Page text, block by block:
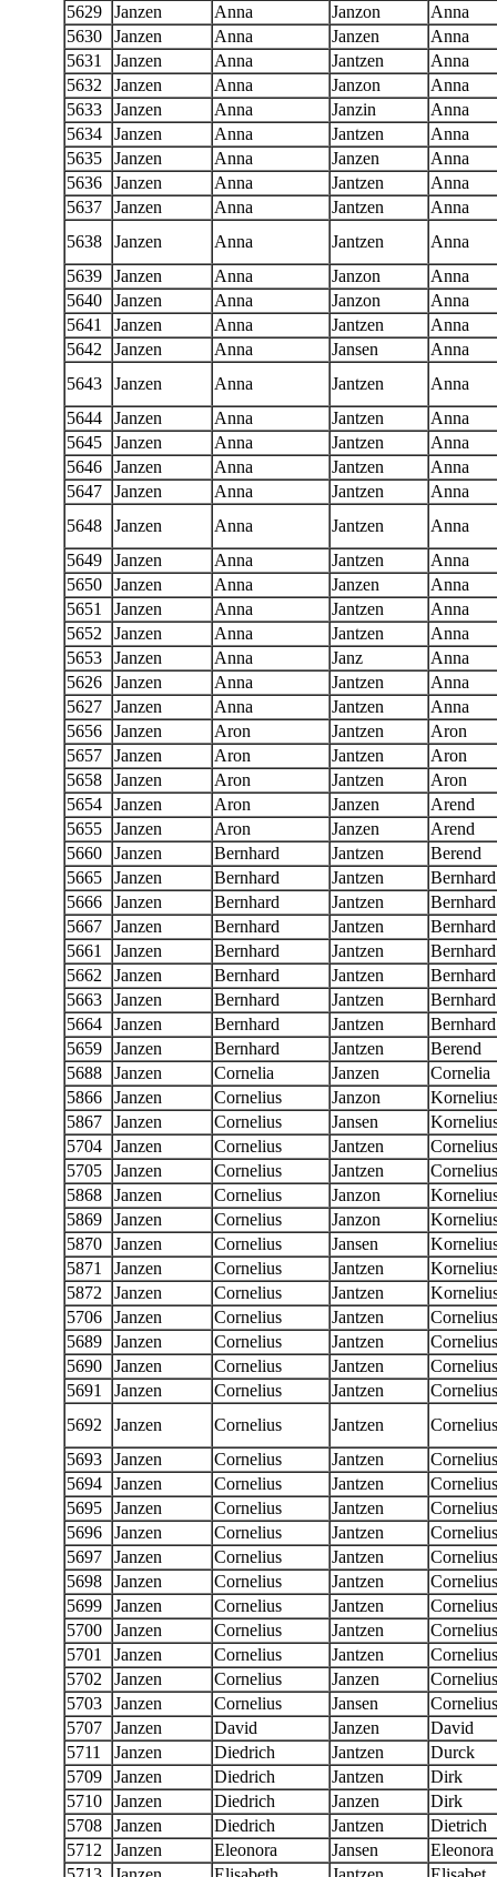
5629
Janzen Anna Janzon
Anna
5630
Janzen Anna Janzen
Anna
5631
Janzen Anna Jantzen
Anna
5632
Janzen Anna Janzon
Anna
5633
Janzen Anna Janzin
Anna
5634
Janzen Anna Jantzen
Anna
5635
Janzen Anna Janzen
Anna
5636
Janzen Anna Jantzen
Anna
5637
Janzen Anna Jantzen
Anna
5638
Janzen Anna Jantzen
Anna
5639
Janzen Anna Janzon
Anna
5640
Janzen Anna Janzon
Anna
5641
Janzen Anna Jantzen
Anna
5642
Janzen Anna Jansen
Anna
5643
Janzen Anna Jantzen
Anna
5644
Janzen Anna Jantzen
Anna
5645
Janzen Anna Jantzen
Anna
5646
Janzen Anna Jantzen
Anna
5647
Janzen Anna Jantzen
Anna
5648
Janzen Anna Jantzen
Anna
5649
Janzen Anna Jantzen
Anna
5650
Janzen Anna Janzen
Anna
5651
Janzen Anna Jantzen
Anna
5652
Janzen Anna Jantzen
Anna
5653
Janzen Anna Janz
Anna
5626
Janzen Anna Jantzen
Anna
5627
Janzen Anna Jantzen
Anna
5656
Janzen Aron Jantzen
Aron
5657
Janzen Aron Jantzen
Aron
5658
Janzen Aron Jantzen
Aron
5654
Janzen Aron Janzen
Arend
5655
Janzen Aron Janzen
Arend
5660
Janzen Bernhard Jantzen
Berend
5665
Janzen Bernhard Jantzen
Bernhard
5666
Janzen Bernhard Jantzen
Bernhard
5667
Janzen Bernhard Jantzen
Bernhard
5661
Janzen Bernhard Jantzen
Bernhard
5662
Janzen Bernhard Jantzen
Bernhard
5663
Janzen Bernhard Jantzen
Bernhard
5664
Janzen Bernhard Jantzen
Bernhard
5659
Janzen Bernhard Jantzen
Berend
5688
Janzen Cornelia Janzen
Cornelia
5866
Janzen Cornelius Janzon
5867
Janzen Cornelius Jansen
5704
Janzen Cornelius Jantzen
Cornelius
5705
Janzen Cornelius Jantzen
Cornelius
5868
Janzen Cornelius Janzon
5869
Janzen Cornelius Janzon
5870
Janzen Cornelius Jansen
5871
Janzen Cornelius Jantzen
5872
Janzen Cornelius Jantzen
5706
Janzen Cornelius Jantzen
Cornelius
5689
Janzen Cornelius Jantzen
Cornelius
5690
Janzen Cornelius Jantzen
Cornelius
5691
Janzen Cornelius Jantzen
Cornelius
5692
Janzen Cornelius Jantzen
Cornelius
5693
Janzen Cornelius Jantzen
Cornelius
5694
Janzen Cornelius Jantzen
Cornelius
5695
Janzen Cornelius Jantzen
Cornelius
5696
Janzen Cornelius Jantzen
Cornelius
5697
Janzen Cornelius Jantzen
Cornelius
5698
Janzen Cornelius Jantzen
Cornelius
5699
Janzen Cornelius Jantzen
Cornelius
5700
Janzen Cornelius Jantzen
Cornelius
5701
Janzen Cornelius Jantzen
Cornelius
5702
Janzen Cornelius Janzen
Cornelius
5703
Janzen Cornelius Jansen
Cornelius
5707
Janzen David Janzen
David
5711
Janzen Diedrich Jantzen
Durck
5709
Janzen Diedrich Jantzen
Dirk
5710
Janzen Diedrich Janzen
Dirk
5708
Janzen Diedrich Jantzen
Dietrich
5712
Janzen Eleonora Jansen
Eleonora